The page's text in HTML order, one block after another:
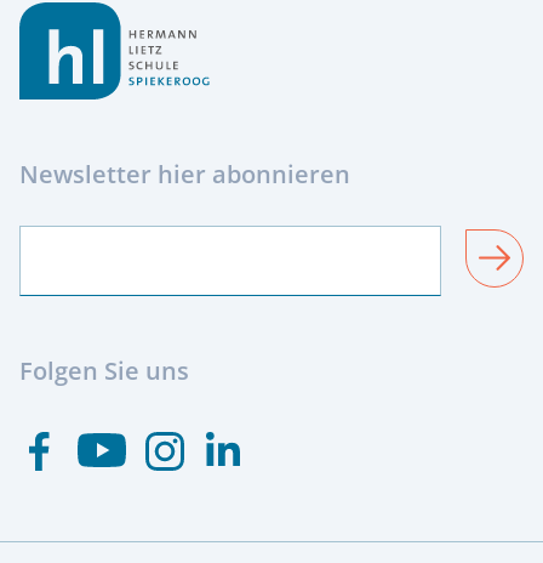
Newsletter hier abonnieren
SENDEN
Folgen Sie uns
Besuchen Sie uns auf Facebook
Besuchen Sie uns auf Youtube
Besuchen Sie uns auf Instagram
Visit us at Linkedin